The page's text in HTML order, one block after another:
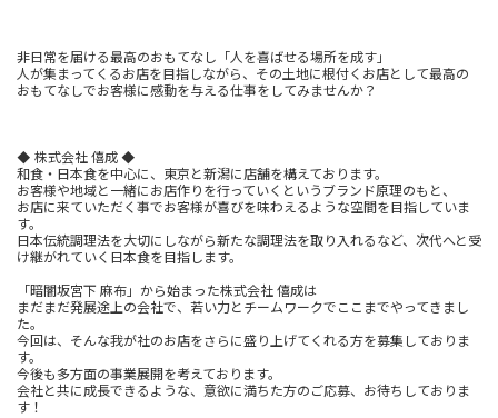
非日常を届ける最高のおもてなし「人を喜ばせる場所を成す」
人が集まってくるお店を目指しながら、その土地に根付くお店として最高の
おもてなしでお客様に感動を与える仕事をしてみませんか？
◆ 株式会社 僖成 ◆
和食・日本食を中心に、東京と新潟に店舗を構えております。
お客様や地域と一緒にお店作りを行っていくというブランド原理のもと、
お店に来ていただく事でお客様が喜びを味わえるような空間を目指していま
す。
日本伝統調理法を大切にしながら新たな調理法を取り入れるなど、次代へと受
け継がれていく日本食を目指します。
「暗闇坂宮下 麻布」から始まった株式会社 僖成は
まだまだ発展途上の会社で、若い力とチームワークでここまでやってきまし
た。
今回は、そんな我が社のお店をさらに盛り上げてくれる方を募集しておりま
す。
今後も多方面の事業展開を考えております。
会社と共に成長できるような、意欲に満ちた方のご応募、お待ちしておりま
す！